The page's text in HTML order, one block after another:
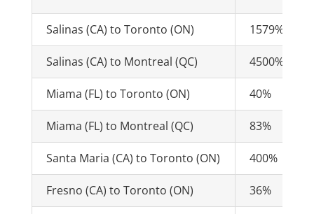
Salinas (CA) to Toronto (ON) 1579%
Salinas (CA) to Montreal (QC) 4500%
Miama (FL) to Toronto (ON) 40%
Miama (FL) to Montreal (QC) 83%
Santa Maria (CA) to Toronto (ON) 400%
Fresno (CA) to Toronto (ON) 36%